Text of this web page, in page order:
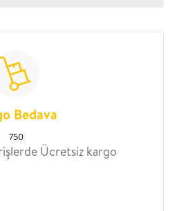
Bedava
750
Ücretsiz kargo